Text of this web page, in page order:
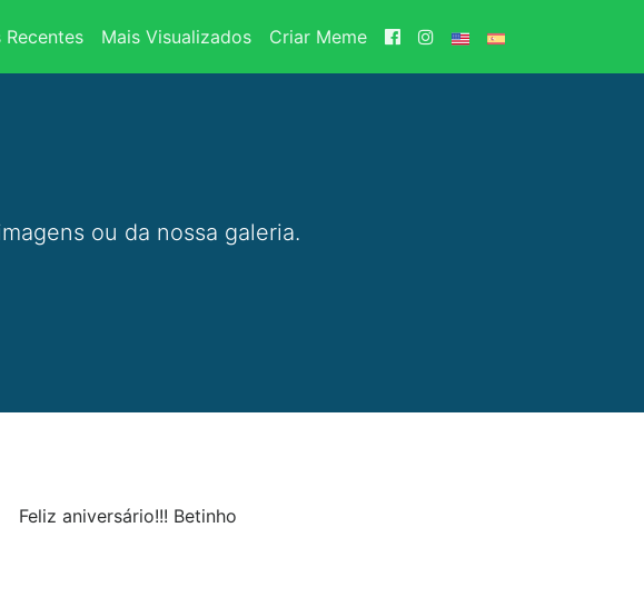
Recentes Mais Visualizados Criar Meme
ou da nossa galeria.
Feliz aniversário!!! Betinho